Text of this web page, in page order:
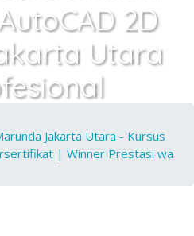
2D
Utara
Jakarta Utara - Kursus
| Winner Prestasi wa